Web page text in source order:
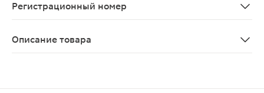
Регистрационный номер
Описание товара